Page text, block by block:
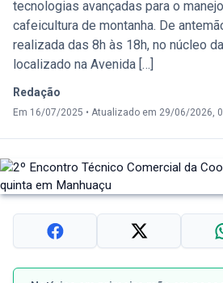
tecnologias avançadas para o
cafeicultura de montanha. De
realizada das 8h às 18h, no núcleo
localizado na Avenida […]
Redação
Em 16/07/2025 • Atualizado em 29/06/2026,